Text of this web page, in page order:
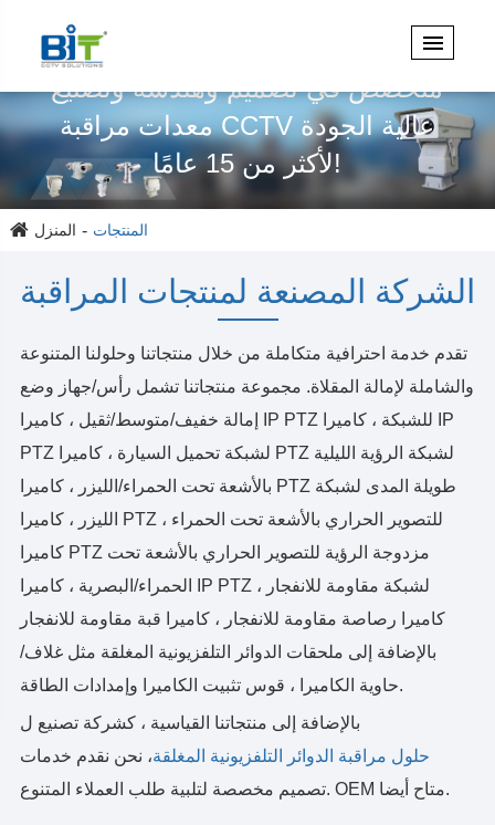
متخصص في تصميم وهندسة وتصنيع
معدات مراقبة CCTV عالية الجودة
لأكثر من 15 عامًا!
المنزل المنتجات
الشركة المصنعة لمنتجات المراقبة
تقدم خدمة احترافية متكاملة من خلال منتجاتنا وحلولنا المتنوعة
والشاملة لإمالة المقلاة. مجموعة منتجاتنا تشمل رأس/جهاز وضع
إمالة خفيف/متوسط/ثقيل ، كاميرا IP PTZ للشبكة ، كاميرا IP
PTZ لشبكة تحميل السيارة ، كاميرا PTZ لشبكة الرؤية الليلية
بالأشعة تحت الحمراء/الليزر ، كاميرا PTZ طويلة المدى لشبكة
الليزر ، كاميرا PTZ للتصوير الحراري بالأشعة تحت الحمراء ،
كاميرا PTZ مزدوجة الرؤية للتصوير الحراري بالأشعة تحت
الحمراء/البصرية ، كاميرا IP PTZ لشبكة مقاومة للانفجار ،
كاميرا رصاصة مقاومة للانفجار ، كاميرا قبة مقاومة للانفجار
بالإضافة إلى ملحقات الدوائر التلفزيونية المغلقة مثل غلاف/
حاوية الكاميرا ، قوس تثبيت الكاميرا وإمدادات الطاقة.
بالإضافة إلى منتجاتنا القياسية ، كشركة تصنيع ل
حلول مراقبة الدوائر التلفزيونية المغلقة، نحن نقدم خدمات
تصميم مخصصة لتلبية طلب العملاء المتنوع. OEM متاح أيضا.